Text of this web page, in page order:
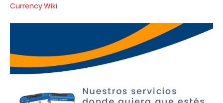
Currency.Wiki